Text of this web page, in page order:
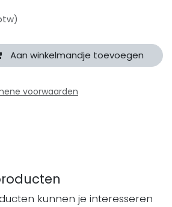
Aan winkelmandje toevoegen
voorwaarden
kunnen je interesseren